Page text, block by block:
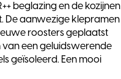
beglazing en de kozijnen
De aanwezige klepramen
roosters geplaatst
van een geluidswerende
geïsoleerd. Een mooi